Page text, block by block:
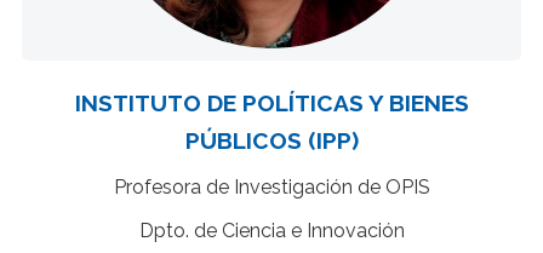
INSTITUTO DE POLÍTICAS Y BIENES
PÚBLICOS (IPP)
Profesora de Investigación de OPIS
Dpto. de Ciencia e Innovación